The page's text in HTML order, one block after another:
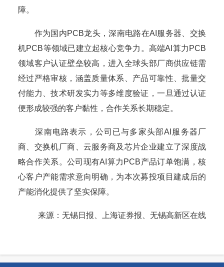
障。
作为国内PCB龙头，深南电路在AI服务器、交换
机PCB等领域已建立起核心竞争力。高端AI算力PCB
领域客户认证壁垒较高，进入全球头部厂商供应链需
经过严格审核，涵盖质量体系、产品可靠性、批量交
付能力、技术研发实力等多维度验证，一旦通过认证
便形成较强的客户黏性，合作关系长期稳定。
深南电路表示，公司已与多家头部AI服务器厂
商、交换机厂商、云服务商及芯片企业建立了深度战
略合作关系。公司现有AI算力PCB产品订单饱满，核
心客户产能需求意向明确，为本次募投项目建成后的
产能消化提供了坚实保障。
来源：无锡日报、上海证券报、无锡高新区在线